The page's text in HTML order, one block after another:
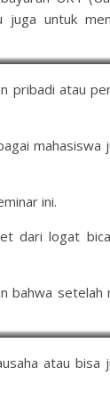
untuk
pribadi atau
mahasiswa
ini.
dari logat
bahwa setelah
atau bisa